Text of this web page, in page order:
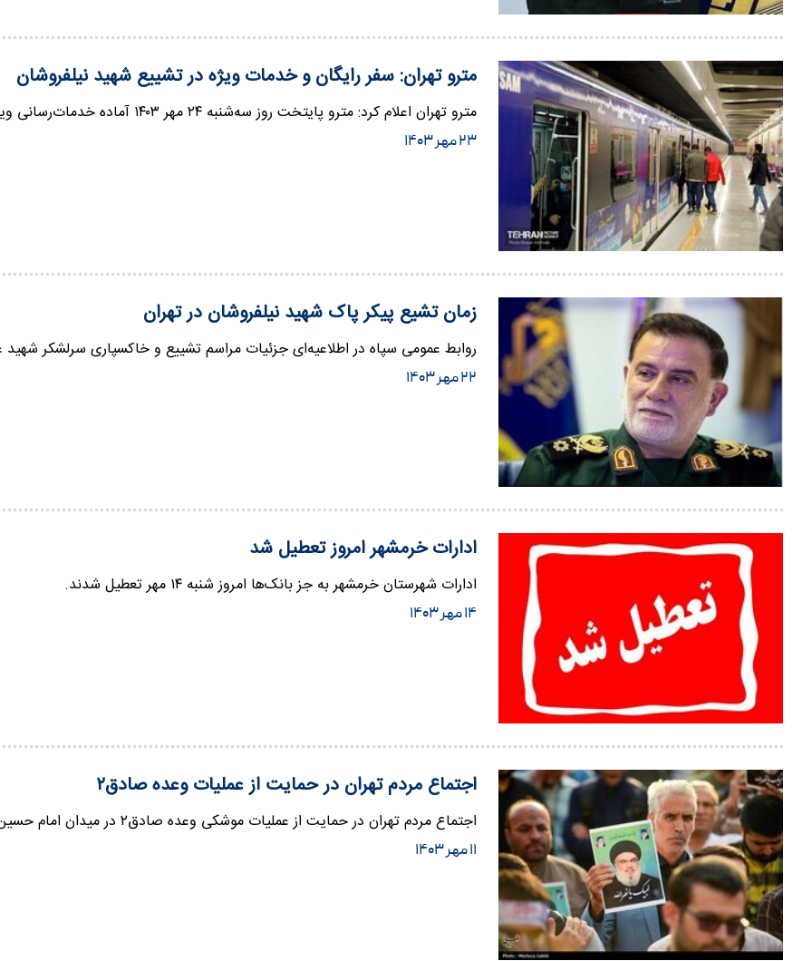
مترو تهران: سفر رایگان و خدمات ویژه در تشییع شهید نیلفروشان
مترو تهران اعلام کرد: مترو پایتخت روز سه‌شنبه ۲۴ مهر ۱۴۰۳ آماده خدمات‌رسانی ویژه به شرکت‌کنندگان در مراسم تشییع شهید…
۲۳ مهر ۱۴۰۳
زمان تشیع پیکر پاک شهید نیلفروشان در تهران
روابط عمومی سپاه در اطلاعیه‌ای جزئیات مراسم تشییع و خاکسپاری سرلشکر شهید
۲۲ مهر ۱۴۰۳
ادارات خرمشهر امروز تعطیل شد
ادارات شهرستان خرمشهر به جز بانک‌ها امروز شنبه ۱۴ مهر تعطیل شدند.
۱۴ مهر ۱۴۰۳
اجتماع مردم تهران در حمایت از عملیات وعده صادق۲
اجتماع مردم تهران در حمایت از عملیات موشکی وعده صادق۲ در میدان امام حسین(ع) برگزار شد.
۱۱ مهر ۱۴۰۳